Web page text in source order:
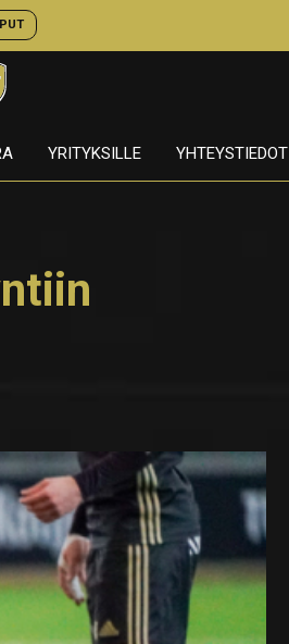
YRITYKSILLE YHTEYSTIEDOT